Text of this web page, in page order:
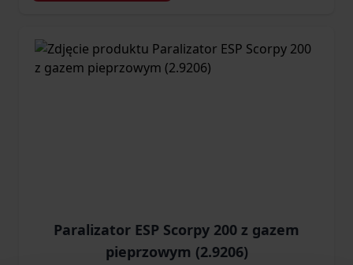
Paralizator ESP Scorpy 200 z gazem
pieprzowym (2.9206)